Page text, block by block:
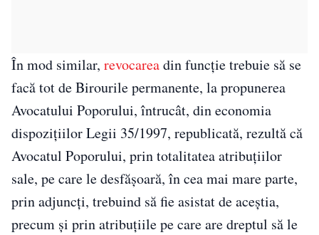
În mod similar, revocareadin funcţie trebuie să se
facă tot de Birourile permanente, la propunerea
Avocatului Poporului, întrucât, din economia
dispoziţiilor Legii 35/1997, republicată, rezultă că
Avocatul Poporului, prin totalitatea atribuţiilor
sale, pe care le desfăşoară, în cea mai mare parte,
prin adjuncţi, trebuind să fie asistat de aceştia,
precum şi prin atribuţiile pe care are dreptul să le